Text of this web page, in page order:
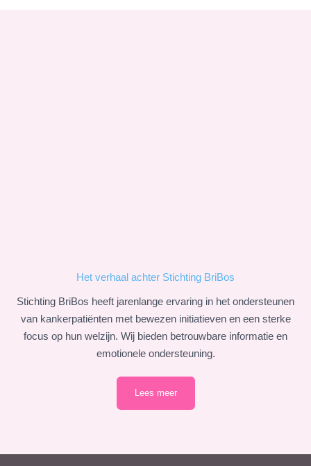
Het verhaal achter Stichting BriBos
Stichting BriBos heeft jarenlange ervaring in het ondersteunen
van kankerpatiënten met bewezen initiatieven en een sterke
focus op hun welzijn. Wij bieden betrouwbare informatie en
emotionele ondersteuning.
Lees meer